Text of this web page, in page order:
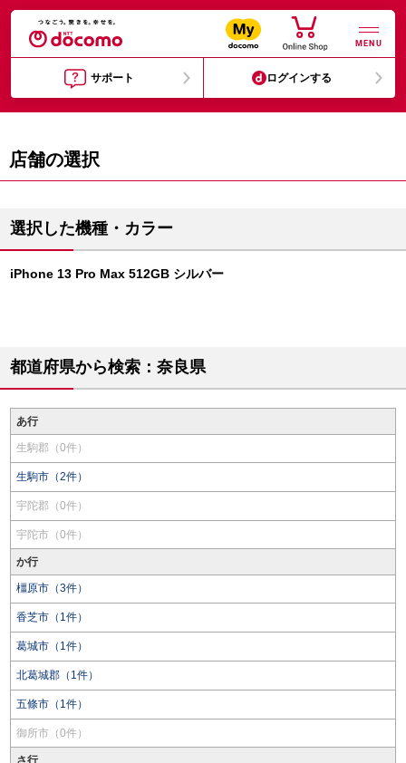
MENU
サポート ログインする
店舗の選択
選択した機種・カラー
iPhone 13 Pro Max 512GB シルバー
都道府県から検索：奈良県
あ行
生駒郡（0件）
生駒市（2件）
宇陀郡（0件）
宇陀市（0件）
か行
橿原市（3件）
香芝市（1件）
葛城市（1件）
北葛城郡（1件）
五條市（1件）
御所市（0件）
さ行